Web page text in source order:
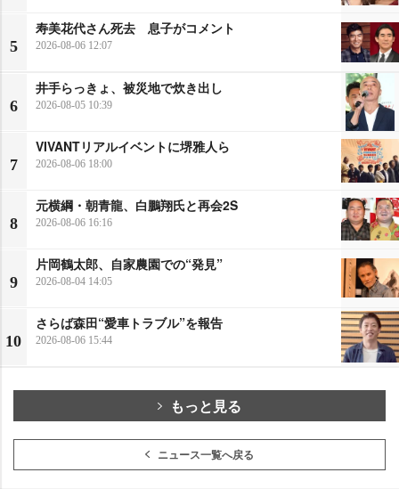
5
寿美花代さん死去 息子がコメント
2026-08-06 12:07
6
井手らっきょ、被災地で炊き出し
2026-08-05 10:39
7
VIVANTリアルイベントに堺雅人ら
2026-08-06 18:00
8
元横綱・朝青龍、白鵬翔氏と再会2S
2026-08-06 16:16
9
片岡鶴太郎、自家農園での“発見”
2026-08-04 14:05
10
さらば森田“愛車トラブル”を報告
2026-08-06 15:44
もっと見る
ニュース一覧へ戻る